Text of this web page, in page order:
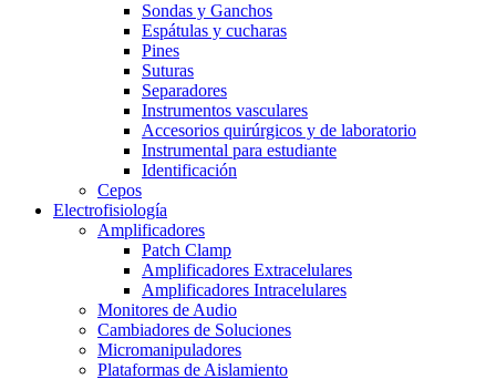
Sondas y Ganchos
Espátulas y cucharas
Pines
Suturas
Separadores
Instrumentos vasculares
Accesorios quirúrgicos y de laboratorio
Instrumental para estudiante
Identificación
Cepos
Electrofisiología
Amplificadores
Patch Clamp
Amplificadores Extracelulares
Amplificadores Intracelulares
Monitores de Audio
Cambiadores de Soluciones
Micromanipuladores
Plataformas de Aislamiento